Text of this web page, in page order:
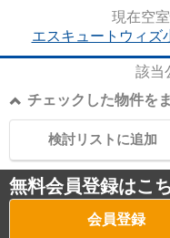
現在空
エスキュートウィズ
該当
チェックした物件を
検討リストに追加
無料会員登録はこ
会員登録